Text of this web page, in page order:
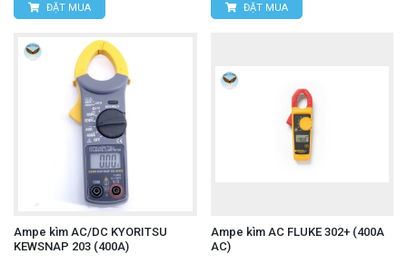
ĐẶT MUA ĐẶT MUA
Ampe kìm AC/DC KYORITSU
KEWSNAP 203 (400A)
Ampe kìm AC FLUKE 302+ (400A
AC)